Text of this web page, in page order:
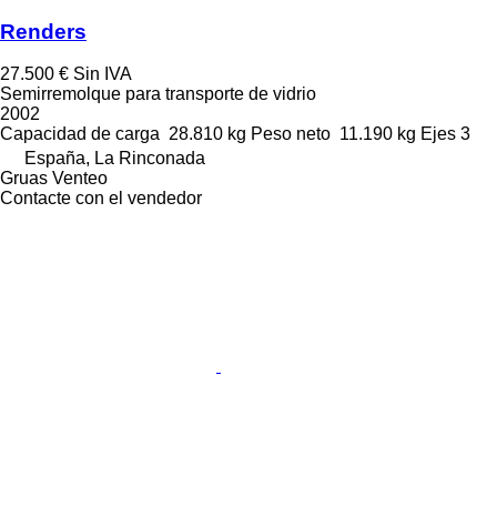
Renders
27.500 € Sin IVA
Semirremolque para transporte de vidrio
2002
Capacidad de carga 28.810 kg Peso neto 11.190 kg Ejes 3
España, La Rinconada
Gruas Venteo
Contacte con el vendedor